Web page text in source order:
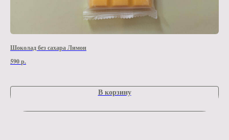
Шоколад без сахара Лимон
590р.
В корзину